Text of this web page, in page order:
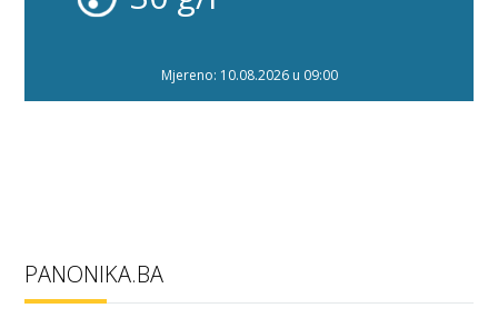
Mjereno: 10.08.2026 u 09:00
PANONIKA.BA